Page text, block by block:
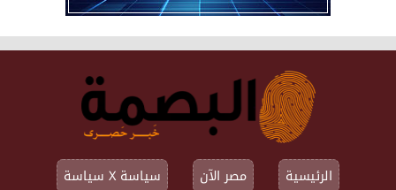
الرئيسية مصر الآن سياسة X سياسة